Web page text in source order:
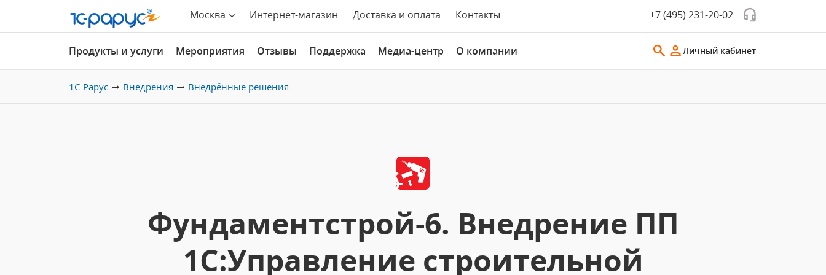
Москва Интернет-магазин Доставка и оплата Контакты +7 (495) 231-20-02
Продукты и услуги Мероприятия Отзывы Поддержка Медиа-центр О компании Личный кабинет
1С-Рарус Внедрения Внедрённые решения
Фундаментстрой-6. Внедрение ПП
1С:Управление строительной